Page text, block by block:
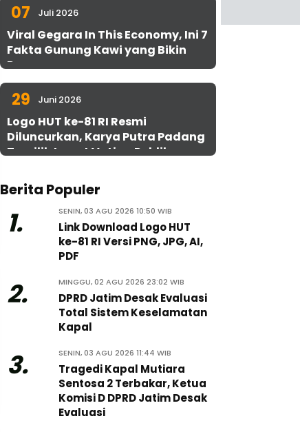
07 Juli 2026
Viral Gegara In This Economy, Ini 7
Fakta Gunung Kawi yang Bikin
Penasaran
29 Juni 2026
Logo HUT ke-81 RI Resmi
Diluncurkan, Karya Putra Padang
Terpilih Lewat Voting Publik
Berita Populer
1. SENIN, 03 AGU 2026 10:50 WIB
Link Download Logo HUT
ke-81 RI Versi PNG, JPG, AI,
PDF
2. MINGGU, 02 AGU 2026 23:02 WIB
DPRD Jatim Desak Evaluasi
Total Sistem Keselamatan
Kapal
3. SENIN, 03 AGU 2026 11:44 WIB
Tragedi Kapal Mutiara
Sentosa 2 Terbakar, Ketua
Komisi D DPRD Jatim Desak
Evaluasi